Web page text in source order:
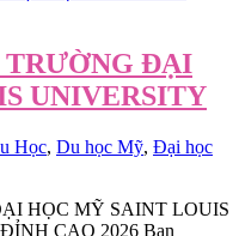
TRƯỜNG ĐẠI
UNIVERSITY
Học, Du học Mỹ, Đại học
HỌC MỸ SAINT LOUIS
CAO 2026 Bạn